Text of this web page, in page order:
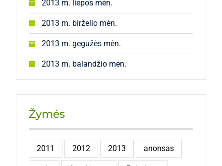
2013 m. liepos mėn.
2013 m. birželio mėn.
2013 m. gegužės mėn.
2013 m. balandžio mėn.
Žymės
2011 2012 2013 anonsas